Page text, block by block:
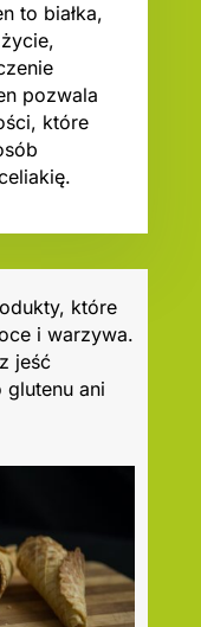
to białka,
pozwala
które
które
i warzywa.
jeść
ani